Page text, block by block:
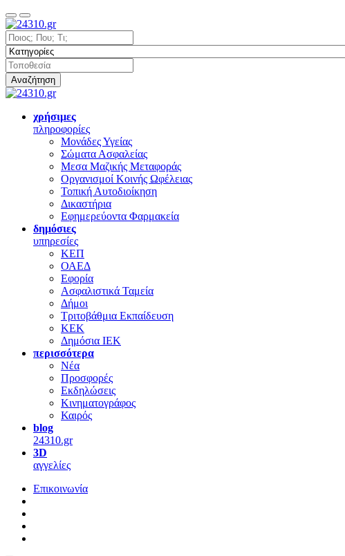
Αναζήτηση
χρήσιμες
πληροφορίες
Μονάδες Υγείας
Σώματα Ασφαλείας
Μεσα Μαζικής Μεταφοράς
Οργανισμοί Κοινής Ωφέλειας
Τοπική Αυτοδιοίκηση
Δικαστήρια
Εφημερεύοντα Φαρμακεία
δημόσιες
υπηρεσίες
ΚΕΠ
ΟΑΕΔ
Εφορία
Ασφαλιστικά Ταμεία
Δήμοι
Τριτοβάθμια Εκπαίδευση
ΚΕΚ
Δημόσια ΙΕΚ
περισσότερα
Νέα
Προσφορές
Εκδηλώσεις
Κινηματογράφος
Καιρός
blog
24310.gr
3D
αγγελίες
Επικοινωνία